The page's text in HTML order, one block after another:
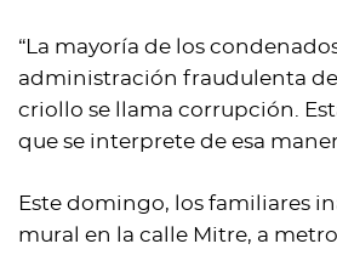
“La mayoría de los
administración fraudulenta
criollo se llama corrupción.
que se interprete de esa
Este domingo, los familiares
mural en la calle Mitre, a